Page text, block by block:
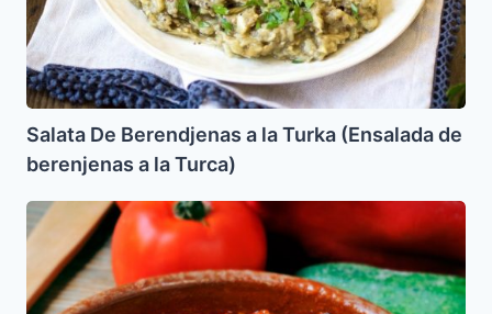
de
berenjenas
a
la
Turca)
Salata De Berendjenas a la Turka (Ensalada de
berenjenas a la Turca)
Alboronia